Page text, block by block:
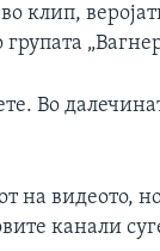
клип,
Во
на видеото,
канали